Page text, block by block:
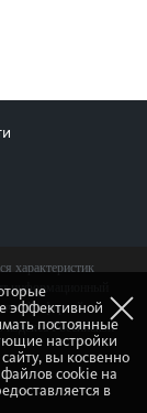
характеристик
информационный
офертой,
Российской
эффективной
постоянные
настройки
вы косвенно
файлов cookie на
в